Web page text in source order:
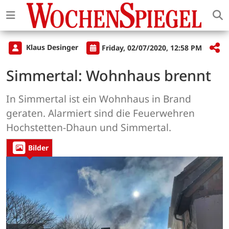
Klaus Desinger Friday, 02/07/2020, 12:58 PM
Simmertal: Wohnhaus brennt
In Simmertal ist ein Wohnhaus in Brand
geraten. Alarmiert sind die Feuerwehren
Hochstetten-Dhaun und Simmertal.
Bilder